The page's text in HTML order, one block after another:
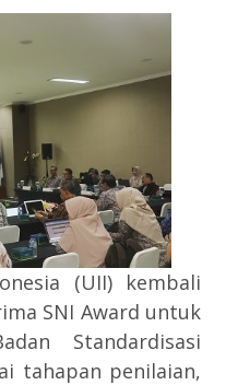
(UII) kembali
SNI Award untuk
Standardisasi
tahapan penilaian,